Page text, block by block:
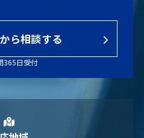
ら相談する
365日受付